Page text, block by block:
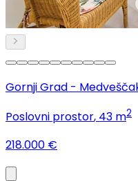
Gornji Grad -
Poslovni prostor, 43 m2
218.000 €